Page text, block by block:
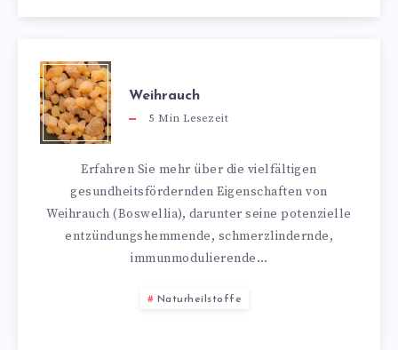
Weihrauch
5 Min Lesezeit
Erfahren Sie mehr über die vielfältigen
gesundheitsfördernden Eigenschaften von
Weihrauch (Boswellia), darunter seine potenzielle
entzündungshemmende, schmerzlindernde,
immunmodulierende…
Naturheilstoffe